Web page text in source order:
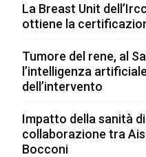
La Breast Unit
ottiene la
Tumore del rene, al
l’intelligenza
dell’intervento
Impatto della sanità
collaborazione tra
Bocconi